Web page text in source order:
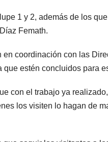
1 y 2, además de los
Femath.
coordinación con las
estén concluidos para
con el trabajo ya
los visiten lo hagan de